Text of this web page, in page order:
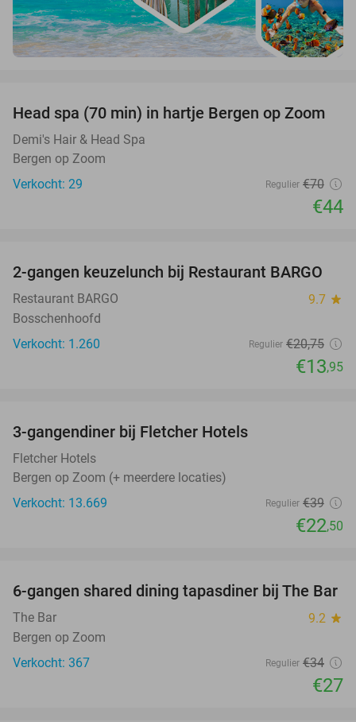
37%
Head spa (70 min) in hartje Bergen op Zoom
Demi's Hair & Head Spa
Bergen op Zoom
Verkocht: 29
Regulier €70
€44
33%
2-gangen keuzelunch bij Restaurant BARGO
Restaurant BARGO 9.7 star
Bosschenhoofd
Verkocht: 1.260
Regulier €20,75
€13,95
3-gangendiner bij Fletcher Hotels
Fletcher Hotels
Bergen op Zoom (+ meerdere locaties)
Verkocht: 13.669
Regulier €39
€22,50
21%
6-gangen shared dining tapasdiner bij The Bar
The Bar 9.2 star
Bergen op Zoom
Verkocht: 367
Regulier €34
€27